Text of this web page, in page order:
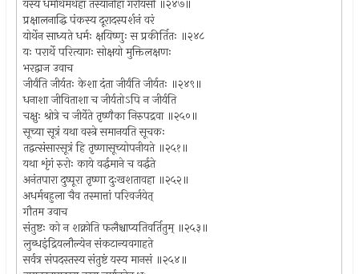
यस्य धर्मार्थमर्थेहा तस्यानीहा गरीयसी ॥२४७॥
प्रक्षालनाद्धि पंकस्य दूरादस्पर्शनं वरं
योर्थेन साध्यते धर्मः क्षयिष्णुः स प्रकीर्तितः ॥२४८
यः परार्थे परित्यागः सोक्षयो मुक्तिलक्षणः
भरद्वाज उवाच
जीर्यंति जीर्यतः केशा दंता जीर्यंति जीर्यतः ॥२४९॥
धनाशा जीविताशा च जीर्यतोऽपि न जीर्यति
चक्षुः श्रोत्रे च जीर्येते तृष्णैका निरुपद्रवा ॥२५०॥
सूच्या सूत्रं यथा वस्त्रे समानयति सूचकः
तद्वत्संसारसूत्रं हि तृष्णासूच्योपनीयते ॥२५१॥
यथा शृंगं रुरोः काये वर्द्धमाने च वर्द्धते
अनंतपारा दुष्पूरा तृष्णा दुःखशतावहा ॥२५२॥
अधर्मबहुला चैव तस्मात्तां परिवर्जयेत्
गौतम उवाच
संतुष्टः को न शक्नोति फलैश्चाप्यतिवर्तितुम् ॥२५३॥
लुब्धइंद्रियलौल्येन संकटान्यवगाहते
सर्वत्र संपदस्तस्य संतुष्टं यस्य मानसं ॥२५४॥